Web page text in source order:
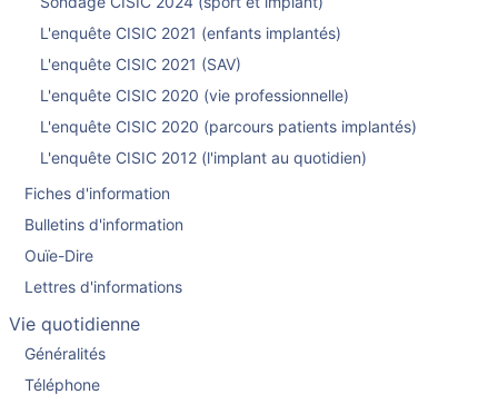
L'enquête CISIC 2021 (enfants implantés)
L'enquête CISIC 2021 (SAV)
L'enquête CISIC 2020 (vie professionnelle)
L'enquête CISIC 2020 (parcours patients implantés)
L'enquête CISIC 2012 (l'implant au quotidien)
Fiches d'information
Bulletins d'information
Ouïe-Dire
Lettres d'informations
Vie quotidienne
Généralités
Téléphone